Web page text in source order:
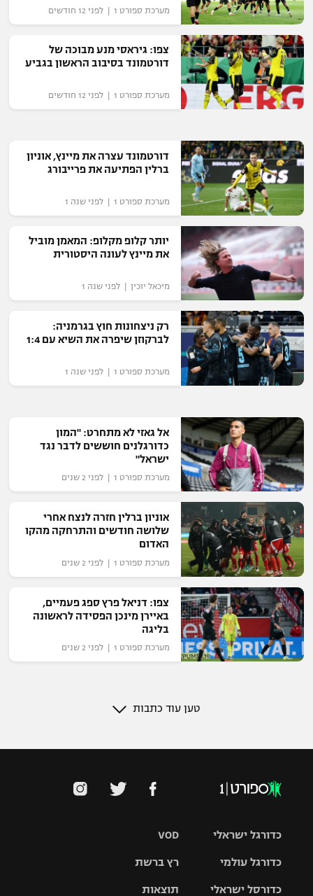
הצטרפות לחבילת הערוצים
לוח דרושים – ג'ובנט
תגיות
המגזין
מערכת ספורט 1 | לפני 12 חודשים
צפו: גיראסי מנע מבוכה של
דורטמונד בסיבוב הראשון בגביע
מערכת ספורט 1 | לפני 12 חודשים
דורטמונד עצרה את מיינץ, אוניון
ברלין הפתיעה את פרייבורג
מערכת ספורט 1 | לפני שנה 1
יותר קלופ מקלופ: המאמן מוביל
את מיינץ לעונה היסטורית
מיכאל יוכין | לפני שנה 1
רק ניצחונות חוץ בגרמניה:
לברקוזן שיפרה את השיא עם 1:4
מערכת ספורט 1 | לפני שנה 1
אל גאזי לא מתחרט: "המון
כדורגלנים חוששים לדבר נגד
ישראל"
מערכת ספורט 1 | לפני 2 שנים
אוניון ברלין חזרה לנצח אחרי
שלושה חודשים והתרחקה מהקו
האדום
מערכת ספורט 1 | לפני 2 שנים
צפו: דניאל פרץ ספג פעמיים,
באיירן מינכן הפסידה לראשונה
בליגה
מערכת ספורט 1 | לפני 2 שנים
טען עוד כתבות
VOD
רץ ברשת
תוצאות
כדורגל ישראלי
כדורגל עולמי
כדורסל ישראלי